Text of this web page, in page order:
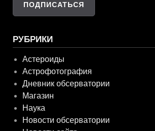
РУБРИКИ
Астероиды
Астрофотография
Дневник обсерватории
Магазин
Наука
Новости обсерватории